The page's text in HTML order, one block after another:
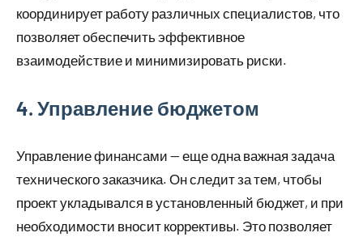
координирует работу различных специалистов, что
позволяет обеспечить эффективное
взаимодействие и минимизировать риски.
4. Управление бюджетом
Управление финансами — еще одна важная задача
технического заказчика. Он следит за тем, чтобы
проект укладывался в установленный бюджет, и при
необходимости вносит коррективы. Это позволяет